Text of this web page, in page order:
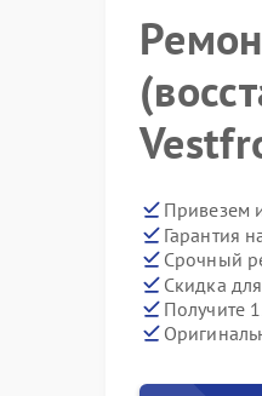
Привезем
Гарантия
Срочный
Скидка
Получите